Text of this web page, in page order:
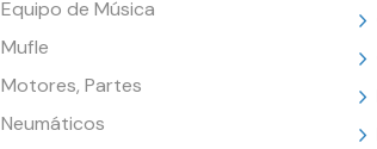
Equipo de Música
Mufle
Motores, Partes
Neumáticos